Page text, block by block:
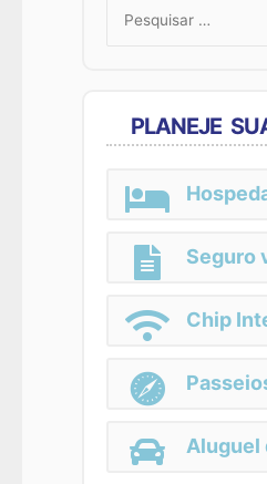
Search
PLANEJE
Seguro
Chip
Aluguel